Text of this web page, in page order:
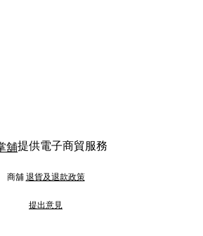
提供電子商貿服務
商舖 退貨及退款政策
提出意見